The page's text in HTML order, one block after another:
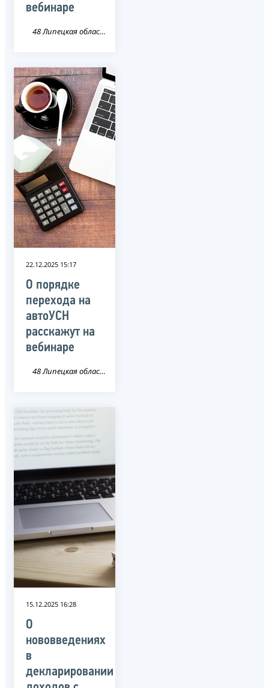
вебинаре
48 Липецкая область
22.12.2025 15:17
О порядке
перехода на
автоУСН
расскажут на
вебинаре
48 Липецкая область
15.12.2025 16:28
О
нововведениях
в
декларировании